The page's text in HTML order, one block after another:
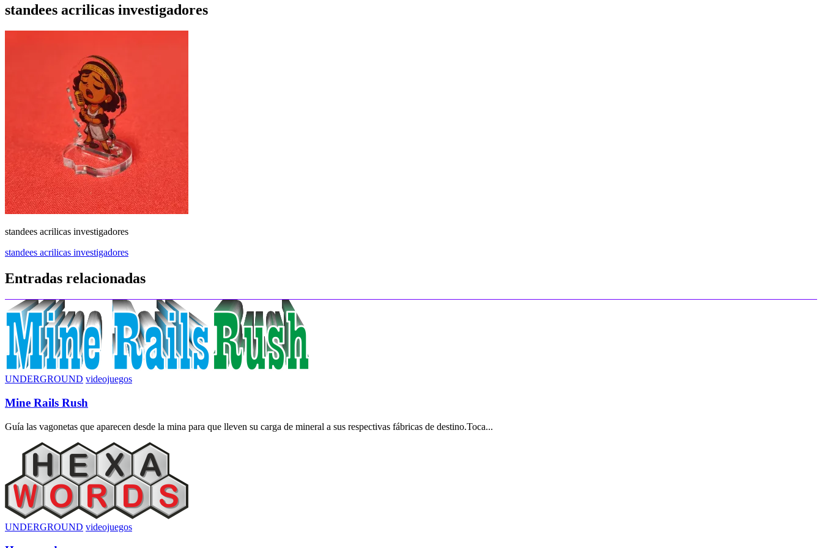
standees acrilicas investigadores
standees acrilicas investigadores
Navegación
de
entradas
standees acrilicas investigadores
Entradas relacionadas
UNDERGROUND videojuegos
Mine Rails Rush
Guía las vagonetas que aparecen desde la mina para que lleven su carga de mineral a sus respectivas fábricas de destino.Toca...
UNDERGROUND videojuegos